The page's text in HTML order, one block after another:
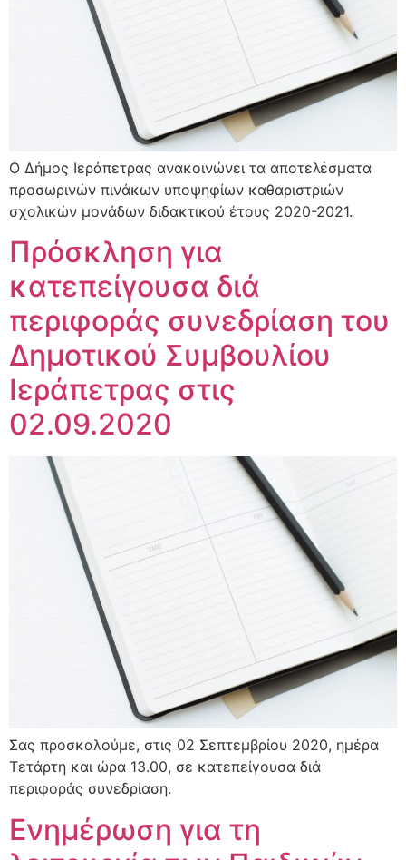
Ο Δήμος Ιεράπετρας ανακοινώνει τα αποτελέσματα
προσωρινών πινάκων υποψηφίων καθαριστριών
σχολικών μονάδων διδακτικού έτους 2020-2021.
Πρόσκληση για
κατεπείγουσα διά
περιφοράς συνεδρίαση του
Δημοτικού Συμβουλίου
Ιεράπετρας στις
02.09.2020
Σας προσκαλούμε, στις 02 Σεπτεμβρίου 2020, ημέρα
Τετάρτη και ώρα 13.00, σε κατεπείγουσα διά
περιφοράς συνεδρίαση.
Ενημέρωση για τη